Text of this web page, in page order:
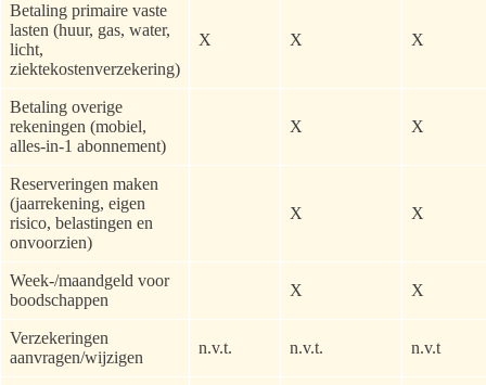
Betaling primaire vaste
lasten (huur, gas, water,
licht,
ziektekostenverzekering)
X X X
Betaling overige
rekeningen (mobiel,
alles-in-1 abonnement)
X X
Reserveringen maken
(jaarrekening, eigen
risico, belastingen en
onvoorzien)
X X
Week-/maandgeld voor
boodschappen
X X
Verzekeringen
aanvragen/wijzigen
n.v.t. n.v.t. n.v.t